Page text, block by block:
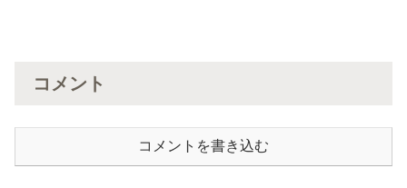
コメント
コメントを書き込む